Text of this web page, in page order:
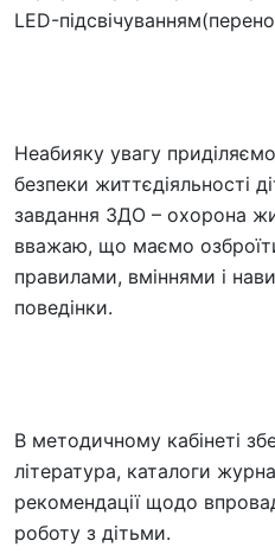
LED-
Неабияку увагу
безпеки життєдіяльності
завдання ЗДО – охорона
вважаю, що маємо
правилами, вміннями і
поведінки.
В методичному кабінеті
література, каталоги
рекомендації щодо
роботу з дітьми.